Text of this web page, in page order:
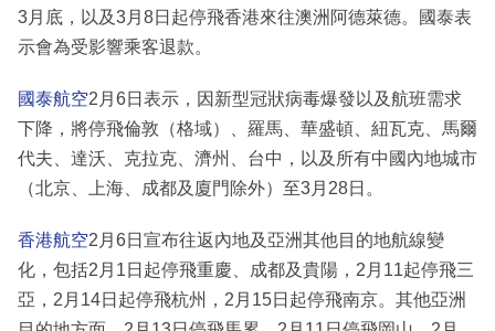
3月底，以及3月8日起停飛香港來往澳洲阿德萊德。國泰表
示會為受影響乘客退款。
國泰航空2月6日表示，因新型冠狀病毒爆發以及航班需求
下降，將停飛倫敦（格域）、羅馬、華盛頓、紐瓦克、馬爾
代夫、達沃、克拉克、濟州、台中，以及所有中國內地城市
（北京、上海、成都及廈門除外）至3月28日。
香港航空2月6日宣布往返內地及亞洲其他目的地航線變
化，包括2月1日起停飛重慶、成都及貴陽，2月11起停飛三
亞，2月14日起停飛杭州，2月15日起停飛南京。其他亞洲